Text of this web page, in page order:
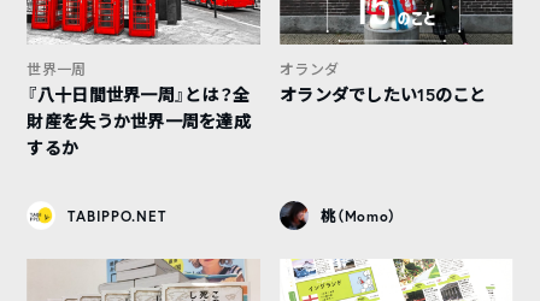
世界一周
『八十日間世界一周』とは？全
財産を失うか世界一周を達成
するか
TABIPPO.NET
オランダ
オランダでしたい15のこと
桃（Momo）